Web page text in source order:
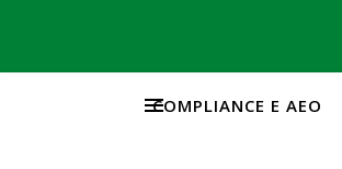
COMPLIANCE E AEO